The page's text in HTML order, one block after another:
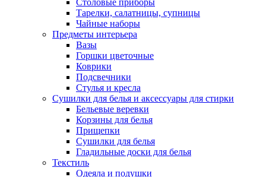
Тарелки, салатницы, супницы
Чайные наборы
Предметы интерьера
Вазы
Горшки цветочные
Коврики
Подсвечники
Стулья и кресла
Сушилки для белья и аксессуары для стирки
Бельевые веревки
Корзины для белья
Прищепки
Сушилки для белья
Гладильные доски для белья
Текстиль
Одеяла и подушки